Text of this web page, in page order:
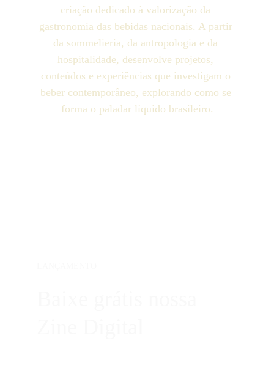
criação dedicado à valorização da
gastronomia das bebidas nacionais. A partir
da sommelieria, da antropologia e da
hospitalidade, desenvolve projetos,
conteúdos e experiências que investigam o
beber contemporâneo, explorando como se
forma o paladar líquido brasileiro.